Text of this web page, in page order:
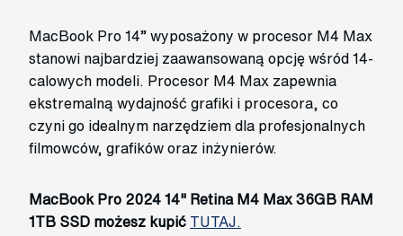
MacBook Pro 14” wyposażony w procesor M4 Max
stanowi najbardziej zaawansowaną opcję wśród 14-
calowych modeli. Procesor M4 Max zapewnia
ekstremalną wydajność grafiki i procesora, co
czyni go idealnym narzędziem dla profesjonalnych
filmowców, grafików oraz inżynierów.
MacBook Pro 2024 14" Retina M4 Max 36GB RAM
1TB SSD możesz kupić TUTAJ.